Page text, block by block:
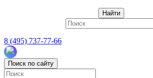
Найти
8 (495) 737-77-66
Поиск по сайту